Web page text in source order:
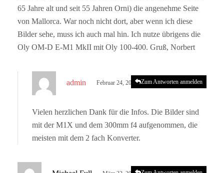
65 Jahre alt und seit 55 Jahren Orni) die angenehme Seite
von Mallorca. War noch nicht dort, aber wenn ich diese
Bilder sehe, muss ich auch mal hin. Ich nutze übrigens die
Oly OM-D E-M1 MkII mit Oly 100-400. Gruß, Norbert
admin
t
:
Februar 24, 2023 um 4:59 p.m. Uhr
Vielen herzlichen Dank für die Infos. Die Bilder sind
mit der M1X und dem 300mm f4 aufgenommen, die
meisten mit dem 2 fach Konverter.
Zum Antworten anmelden